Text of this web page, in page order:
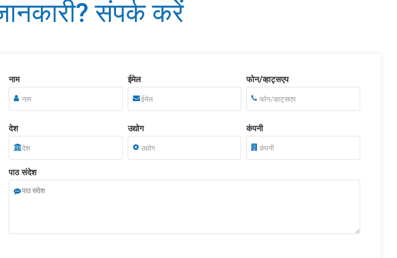
संपर्क करें
नाम ईमेल फोन/व्हाट्सएप
देश उद्योग कंपनी
पाठ संदेश